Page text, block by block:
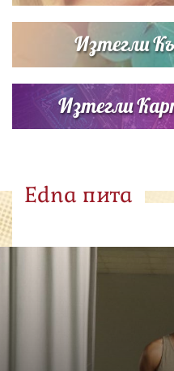
Изтегли
Изтегли
Edna пита